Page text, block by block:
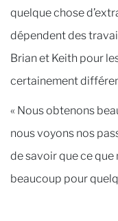
quelque chose
dépendent des
Brian et Keith pour
certainement
« Nous obtenons
nous voyons nos
de savoir que ce
beaucoup pour